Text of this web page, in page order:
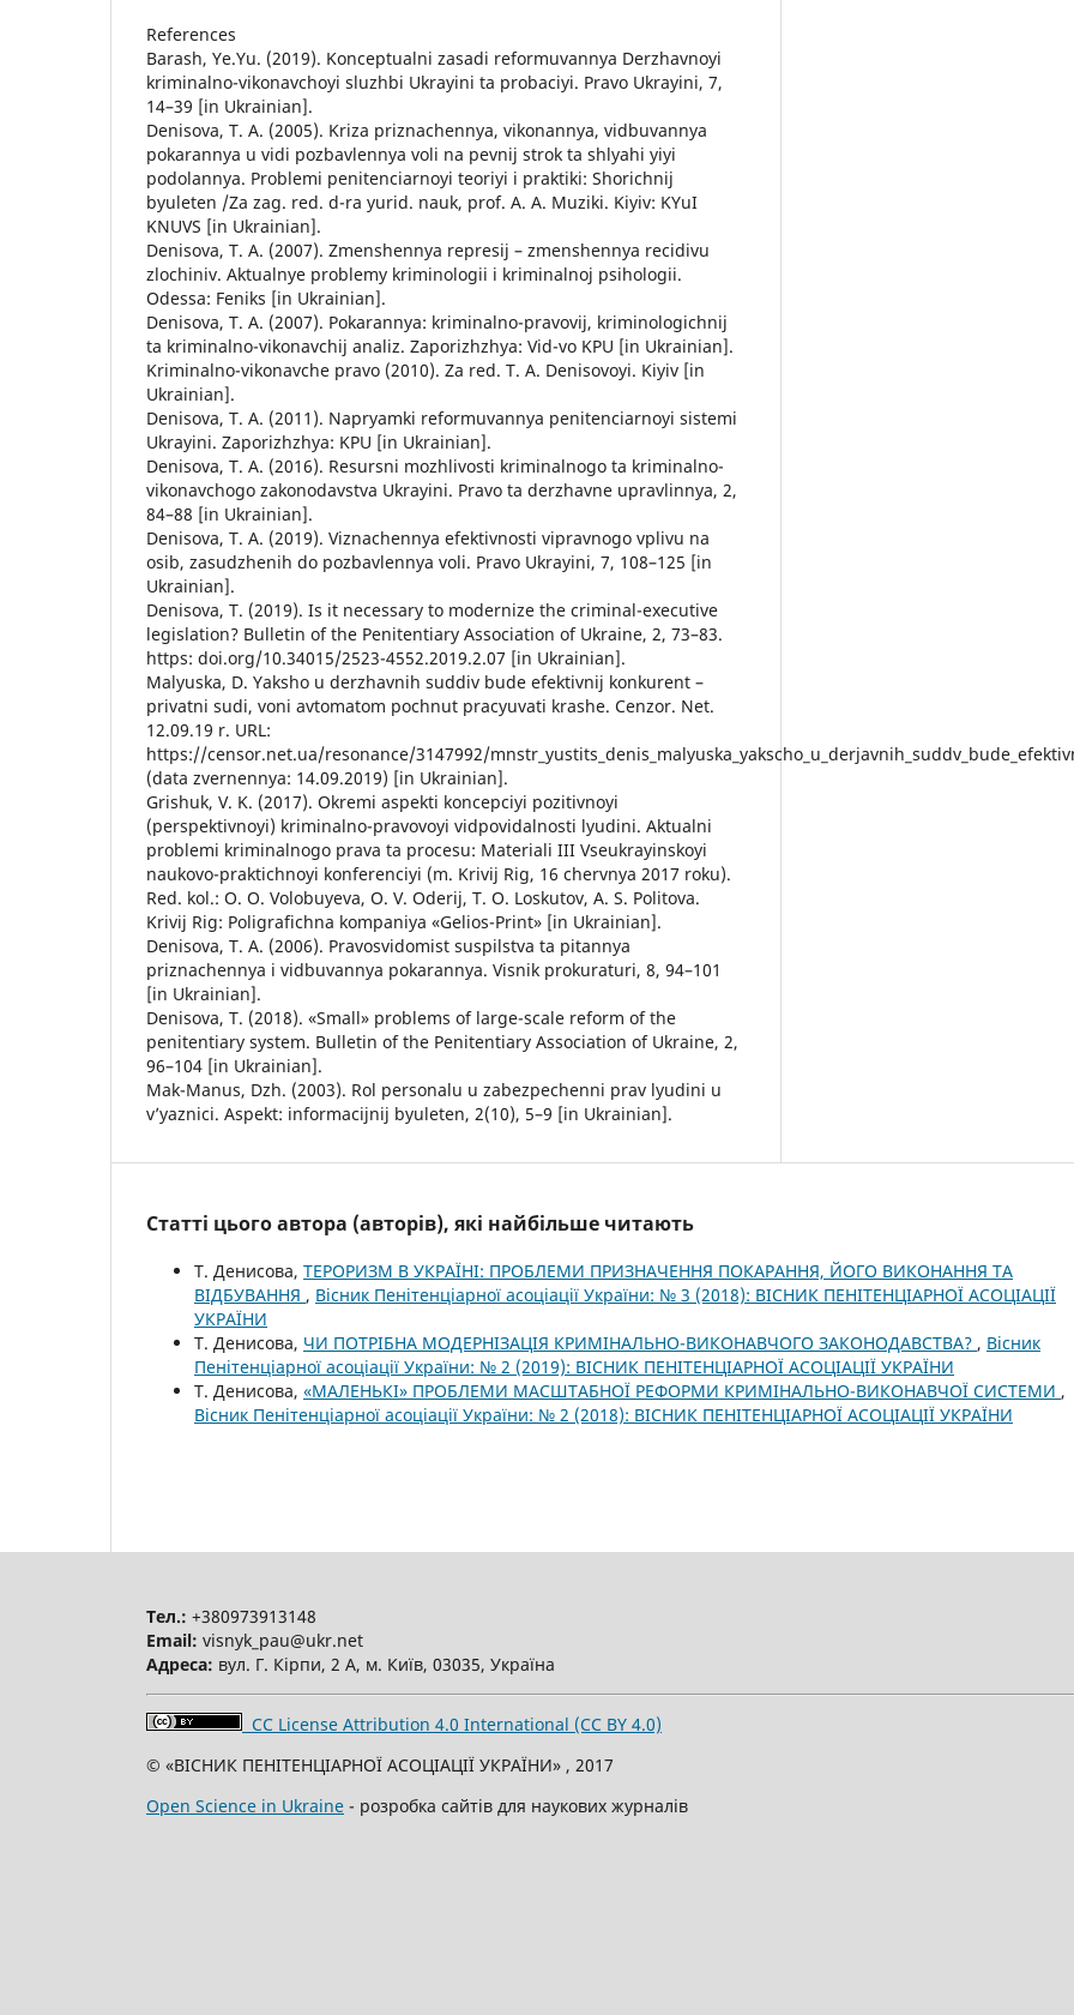
References
Barash, Ye.Yu. (2019). Konceptualni zasadi reformuvannya Derzhavnoyi
kriminalno-vikonavchoyi sluzhbi Ukrayini ta probaciyi. Pravo Ukrayini, 7,
14–39 [in Ukrainian].
Denisova, T. A. (2005). Kriza priznachennya, vikonannya, vidbuvannya
pokarannya u vidi pozbavlennya voli na pevnij strok ta shlyahi yiyi
podolannya. Problemi penitenciarnoyi teoriyi i praktiki: Shorichnij
byuleten /Za zag. red. d-ra yurid. nauk, prof. A. A. Muziki. Kiyiv: KYuI
KNUVS [in Ukrainian].
Denisova, T. A. (2007). Zmenshennya represij – zmenshennya recidivu
zlochiniv. Aktualnye problemy kriminologii i kriminalnoj psihologii.
Odessa: Feniks [in Ukrainian].
Denisova, T. A. (2007). Pokarannya: kriminalno-pravovij, kriminologichnij
ta kriminalno-vikonavchij analiz. Zaporizhzhya: Vid-vo KPU [in Ukrainian].
Kriminalno-vikonavche pravo (2010). Za red. T. A. Denisovoyi. Kiyiv [in
Ukrainian].
Denisova, T. A. (2011). Napryamki reformuvannya penitenciarnoyi sistemi
Ukrayini. Zaporizhzhya: KPU [in Ukrainian].
Denisova, T. A. (2016). Resursni mozhlivosti kriminalnogo ta kriminalno-
vikonavchogo zakonodavstva Ukrayini. Pravo ta derzhavne upravlinnya, 2,
84–88 [in Ukrainian].
Denisova, T. A. (2019). Viznachennya efektivnosti vipravnogo vplivu na
osib, zasudzhenih do pozbavlennya voli. Pravo Ukrayini, 7, 108–125 [in
Ukrainian].
Denisova, Т. (2019). Is it necessary to modernize the criminal-executive
legislation? Bulletin of the Penitentiary Association of Ukraine, 2, 73–83.
https: doi.org/10.34015/2523-4552.2019.2.07 [in Ukrainian].
Malyuska, D. Yaksho u derzhavnih suddiv bude efektivnij konkurent –
privatni sudi, voni avtomatom pochnut pracyuvati krashe. Cenzor. Net.
12.09.19 r. URL:
https://censor.net.ua/resonance/3147992/
(data zvernennya: 14.09.2019) [in Ukrainian].
Grishuk, V. K. (2017). Okremi aspekti koncepciyi pozitivnoyi
(perspektivnoyi) kriminalno-pravovoyi vidpovidalnosti lyudini. Aktualni
problemi kriminalnogo prava ta procesu: Materiali III Vseukrayinskoyi
naukovo-praktichnoyi konferenciyi (m. Krivij Rig, 16 chervnya 2017 roku).
Red. kol.: O. O. Volobuyeva, O. V. Oderij, T. O. Loskutov, A. S. Politova.
Krivij Rig: Poligrafichna kompaniya «Gelios-Print» [in Ukrainian].
Denisova, T. A. (2006). Pravosvidomist suspilstva ta pitannya
priznachennya i vidbuvannya pokarannya. Visnik prokuraturi, 8, 94–101
[in Ukrainian].
Denisova, Т. (2018). «Small» problems of large-scale reform of the
penitentiary system. Bulletin of the Penitentiary Association of Ukraine, 2,
96–104 [in Ukrainian].
Mak-Manus, Dzh. (2003). Rol personalu u zabezpechenni prav lyudini u
v’yaznici. Aspekt: informacijnij byuleten, 2(10), 5–9 [in Ukrainian].
Статті цього автора (авторів), які найбільше читають
Т. Денисова, ТЕРОРИЗМ В УКРАЇНІ: ПРОБЛЕМИ ПРИЗНАЧЕННЯ ПОКАРАННЯ, ЙОГО ВИКОНАННЯ ТА
ВІДБУВАННЯ , Вісник Пенітенціарної асоціації України: № 3 (2018): ВІСНИК ПЕНІТЕНЦІАРНОЇ АСОЦІАЦІЇ
УКРАЇНИ
Т. Денисова, ЧИ ПОТРІБНА МОДЕРНІЗАЦІЯ КРИМІНАЛЬНО-ВИКОНАВЧОГО ЗАКОНОДАВСТВА? , Вісник
Пенітенціарної асоціації України: № 2 (2019): ВІСНИК ПЕНІТЕНЦІАРНОЇ АСОЦІАЦІЇ УКРАЇНИ
Т. Денисова, «МАЛЕНЬКІ» ПРОБЛЕМИ МАСШТАБНОЇ РЕФОРМИ КРИМІНАЛЬНО-ВИКОНАВЧОЇ СИСТЕМИ ,
Вісник Пенітенціарної асоціації України: № 2 (2018): ВІСНИК ПЕНІТЕНЦІАРНОЇ АСОЦІАЦІЇ УКРАЇНИ
Тел.: +380973913148
Email: visnyk_pau@ukr.net
Адреса: вул. Г. Кірпи, 2 А, м. Київ, 03035, Україна
CC License Attribution 4.0 International (CC BY 4.0)
© «ВІСНИК ПЕНІТЕНЦІАРНОЇ АСОЦІАЦІЇ УКРАЇНИ» , 2017
Open Science in Ukraine - розробка сайтів для наукових журналів